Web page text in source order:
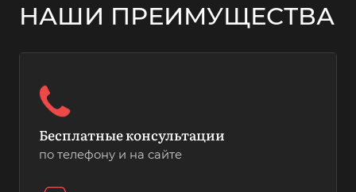
НАШИ ПРЕИМУЩЕСТВА
Бесплатные консультации
по телефону и на сайте